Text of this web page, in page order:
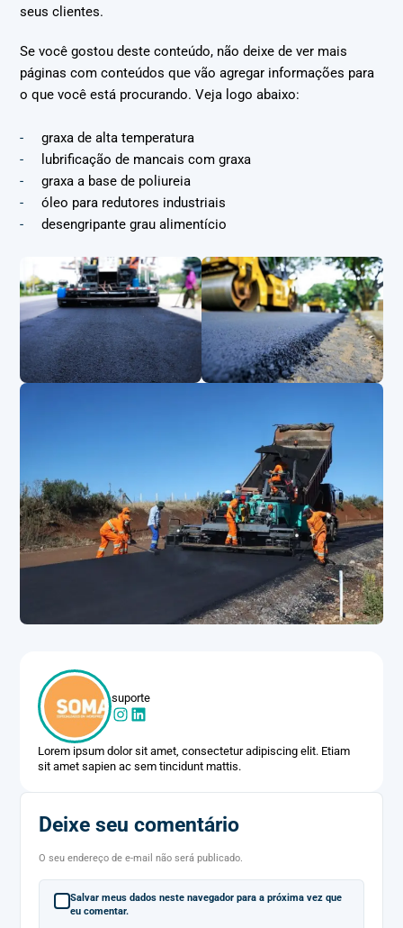
seus clientes.
Se você gostou deste conteúdo, não deixe de ver mais
páginas com conteúdos que vão agregar informações para
o que você está procurando. Veja logo abaixo:
graxa de alta temperatura
lubrificação de mancais com graxa
graxa a base de poliureia
óleo para redutores industriais
desengripante grau alimentício
suporte
Lorem ipsum dolor sit amet, consectetur adipiscing elit. Etiam
sit amet sapien ac sem tincidunt mattis.
Deixe seu comentário
O seu endereço de e-mail não será publicado.
Salvar meus dados neste navegador para a próxima vez que
eu comentar.